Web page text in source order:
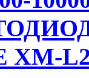
XM-